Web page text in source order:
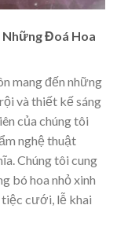
Những Đoá Hoa
mang đến những
và thiết kế sáng
của chúng tôi
nghệ thuật
Chúng tôi cung
bó hoa nhỏ xinh
tiệc cưới, lễ khai